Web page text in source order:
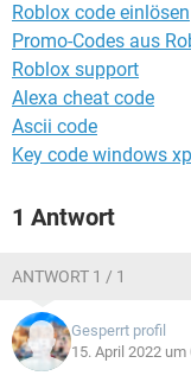
Roblox code einlösen
Promo-Codes aus
Roblox support
Alexa cheat code
Ascii code
Key code windows xp
1 Antwort
ANTWORT 1 / 1
Gesperrt profil
15. April 2022 um